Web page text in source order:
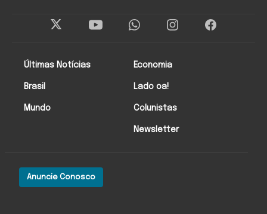
Anuncie Conosco
Últimas Notícias
Brasil
Mundo
Economia
Lado oa!
Colunistas
Newsletter